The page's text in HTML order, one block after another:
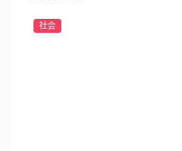
社会